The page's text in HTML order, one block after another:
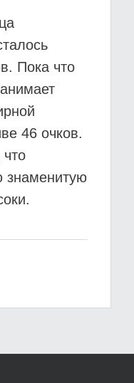
Пока что
46 очков.
знаменитую